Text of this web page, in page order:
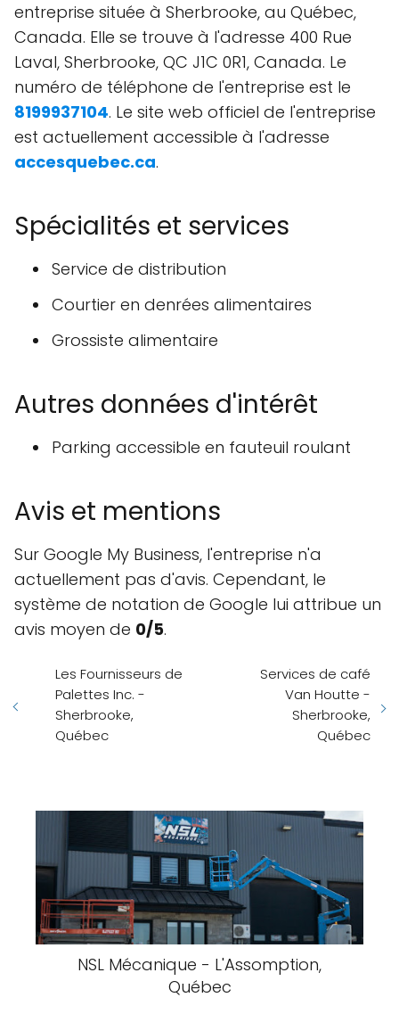
entreprise située à Sherbrooke, au Québec,
Canada. Elle se trouve à l'adresse 400 Rue
Laval, Sherbrooke, QC J1C 0R1, Canada. Le
numéro de téléphone de l'entreprise est le
8199937104. Le site web officiel de l'entreprise
est actuellement accessible à l'adresse
accesquebec.ca.
Spécialités et services
Service de distribution
Courtier en denrées alimentaires
Grossiste alimentaire
Autres données d'intérêt
Parking accessible en fauteuil roulant
Avis et mentions
Sur Google My Business, l'entreprise n'a
actuellement pas d'avis. Cependant, le
système de notation de Google lui attribue un
avis moyen de 0/5.
Les Fournisseurs de
Palettes Inc. -
Sherbrooke,
Québec
Services de café
Van Houtte -
Sherbrooke,
Québec
NSL Mécanique - L'Assomption,
Québec